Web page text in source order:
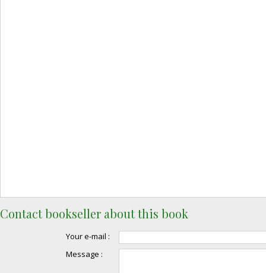
Contact bookseller about this book
Your e-mail :
Message :